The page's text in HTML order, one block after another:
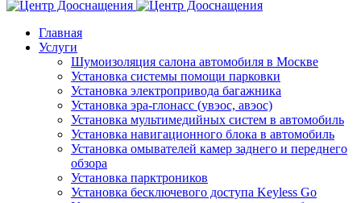
Главная
Услуги
Шумоизоляция салона автомобиля в Москве
Установка системы помощи парковки
Установка электропривода багажника
Установка эра-глонасс (увэос, авэос)
Установка мультимедийных систем в автомобиль
Установка навигационного блока в автомобиль
Установка омывателей камер заднего и переднего
обзора
Установка парктроников
Установка бесключевого доступа Keyless Go